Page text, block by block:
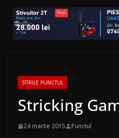
STIRILE PUNCTUL
Stricking
24 martie 2015 Punctul